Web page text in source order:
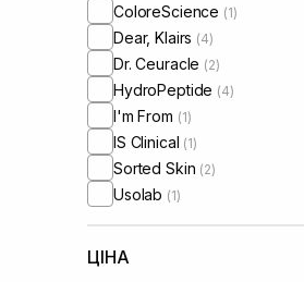
ColoreScience (1)
Dear, Klairs (4)
Dr. Ceuracle (2)
HydroPeptide (4)
I'm From (1)
IS Clinical (1)
Sorted Skin (2)
Usolab (1)
ЦІНА